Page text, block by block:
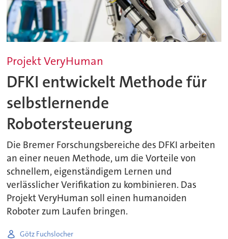
Projekt VeryHuman
DFKI entwickelt Methode für
selbstlernende
Robotersteuerung
Die Bremer Forschungsbereiche des DFKI arbeiten
an einer neuen Methode, um die Vorteile von
schnellem, eigenständigem Lernen und
verlässlicher Verifikation zu kombinieren. Das
Projekt VeryHuman soll einen humanoiden
Roboter zum Laufen bringen.
Götz Fuchslocher